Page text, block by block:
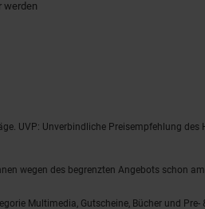
werden
UVP: Unverbindliche Preisempfehlung des
wegen des begrenzten Angebots schon
Multimedia, Gutscheine, Bücher und